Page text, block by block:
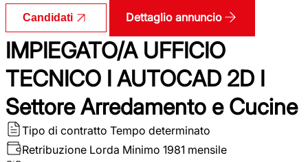
Candidati Dettaglio annuncio
IMPIEGATO/A UFFICIO
TECNICO I AUTOCAD 2D I
Settore Arredamento e Cucine
Tipo di contratto Tempo determinato
Retribuzione Lorda Minimo 1981 mensile